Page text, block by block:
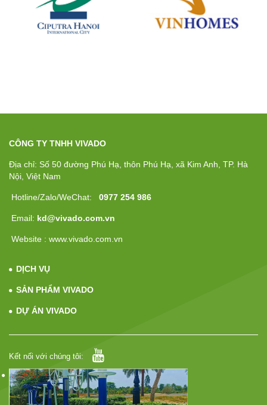
CÔNG TY TNHH VIVADO
Địa chỉ: Số 50 đường Phú Hạ, thôn Phú Hạ, xã Kim Anh, TP. Hà
Nội, Việt Nam
Hotline/Zalo/WeChat: 0977 254 986
Email: kd@vivado.com.vn
Website : www.vivado.com.vn
DỊCH VỤ
SẢN PHẨM VIVADO
DỰ ÁN VIVADO
Kết nối với chúng tôi: